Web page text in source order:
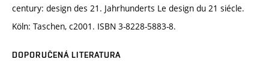
century: design des 21. Jahrhunderts Le design du 21 siécle.
Köln: Taschen, c2001. ISBN 3-8228-5883-8.
DOPORUČENÁ LITERATURA